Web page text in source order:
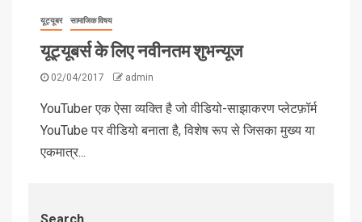
यूट्यूबर सामाजिक विषय
यूट्यूबर्स के लिए नवीनतम शुभन्यूज
02/04/2017 admin
YouTuber एक ऐसा व्यक्ति है जो वीडियो-साझाकरण प्लेटफ़ॉर्म
YouTube पर वीडियो बनाता है, विशेष रूप से जिसका मुख्य या
एकमात्र...